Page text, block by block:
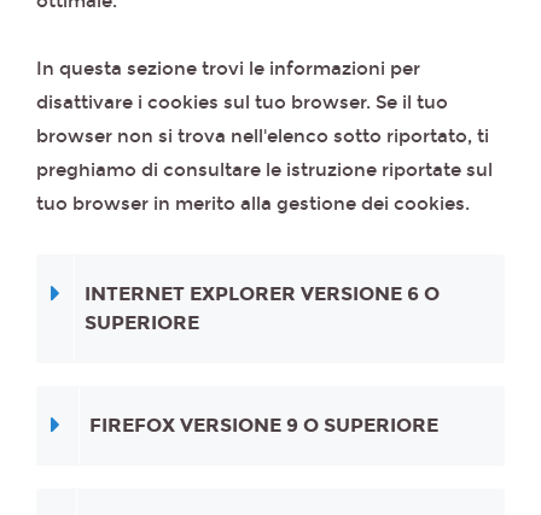
In questa sezione trovi le informazioni per
disattivare i cookies sul tuo browser. Se il tuo
browser non si trova nell'elenco sotto riportato, ti
preghiamo di consultare le istruzione riportate sul
tuo browser in merito alla gestione dei cookies.
INTERNET EXPLORER VERSIONE 6 O
SUPERIORE
FIREFOX VERSIONE 9 O SUPERIORE